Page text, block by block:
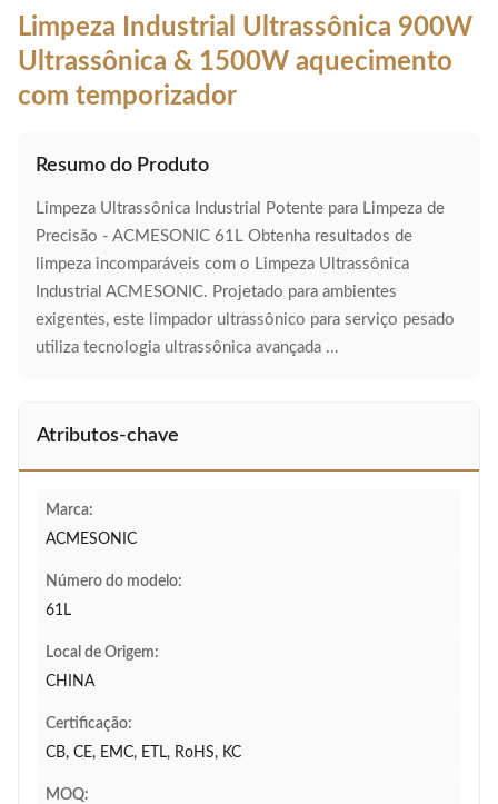
Limpeza Industrial Ultrassônica 900W
Ultrassônica & 1500W aquecimento
com temporizador
Resumo do Produto
Limpeza Ultrassônica Industrial Potente para Limpeza de
Precisão - ACMESONIC 61L Obtenha resultados de
limpeza incomparáveis com o Limpeza Ultrassônica
Industrial ACMESONIC. Projetado para ambientes
exigentes, este limpador ultrassônico para serviço pesado
utiliza tecnologia ultrassônica avançada ...
Atributos-chave
Marca:
ACMESONIC
Número do modelo:
61L
Local de Origem:
CHINA
Certificação:
CB, CE, EMC, ETL, RoHS, KC
MOQ: